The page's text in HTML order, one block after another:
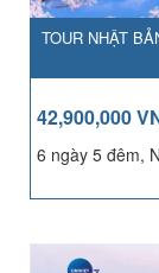
TOUR NHẬT
42,900,000
6 ngày 5 đêm,